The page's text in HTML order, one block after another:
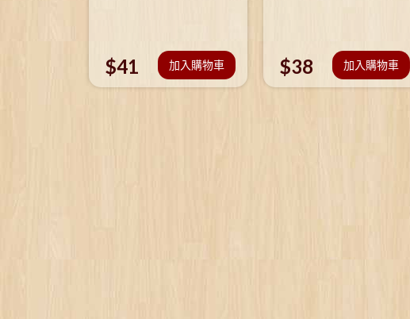
$41 加入購物車 $38 加入購物車